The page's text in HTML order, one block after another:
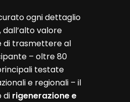
ogni dettaglio
, dall’alto valore
di trasmettere al
– oltre 80
testate
e regionali – il
di rigenerazione e